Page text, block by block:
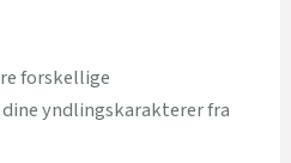
forskellige
yndlingskarakterer fra